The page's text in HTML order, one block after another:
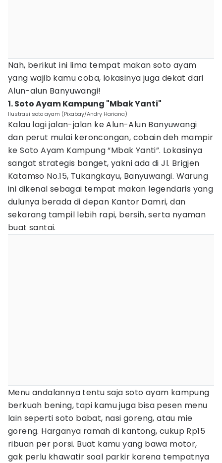
Nah, berikut ini lima tempat makan soto ayam
yang wajib kamu coba, lokasinya juga dekat dari
Alun-alun Banyuwangi!
1. Soto Ayam Kampung "Mbak Yanti"
Ilustrasi soto ayam (Pixabay/Andry Hariana)
Kalau lagi jalan-jalan ke Alun-Alun Banyuwangi
dan perut mulai keroncongan, cobain deh mampir
ke Soto Ayam Kampung “Mbak Yanti”. Lokasinya
sangat strategis banget, yakni ada di Jl. Brigjen
Katamso No.15, Tukangkayu, Banyuwangi. Warung
ini dikenal sebagai tempat makan legendaris yang
dulunya berada di depan Kantor Damri, dan
sekarang tampil lebih rapi, bersih, serta nyaman
buat santai.
Menu andalannya tentu saja soto ayam kampung
berkuah bening, tapi kamu juga bisa pesen menu
lain seperti soto babat, nasi goreng, atau mie
goreng. Harganya ramah di kantong, cukup Rp15
ribuan per porsi. Buat kamu yang bawa motor,
gak perlu khawatir soal parkir karena tempatnya